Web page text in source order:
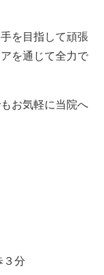
を目指して頑張
を通じて全力で
お気軽に当院へ
３分